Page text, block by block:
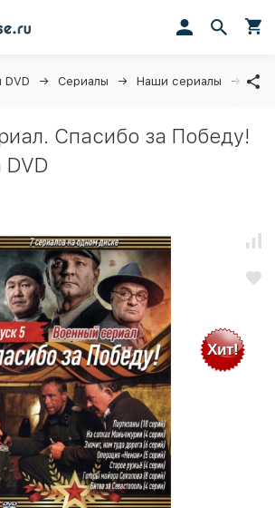
Сериалы Наши сериалы
Спасибо за Победу!
Хит!